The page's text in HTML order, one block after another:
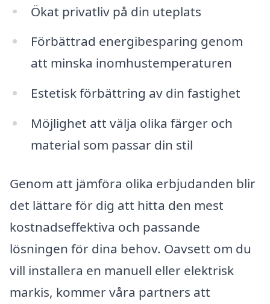
Ökat privatliv på din uteplats
Förbättrad energibesparing genom
att minska inomhustemperaturen
Estetisk förbättring av din fastighet
Möjlighet att välja olika färger och
material som passar din stil
Genom att jämföra olika erbjudanden blir
det lättare för dig att hitta den mest
kostnadseffektiva och passande
lösningen för dina behov. Oavsett om du
vill installera en manuell eller elektrisk
markis, kommer våra partners att